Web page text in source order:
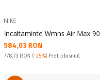
NIKE
Incaltaminte Wmns Air Max 90
Текуща цена:
584,03 RON
Pret obisnuit:
778,73 RON (-25%) Pret obisnuit